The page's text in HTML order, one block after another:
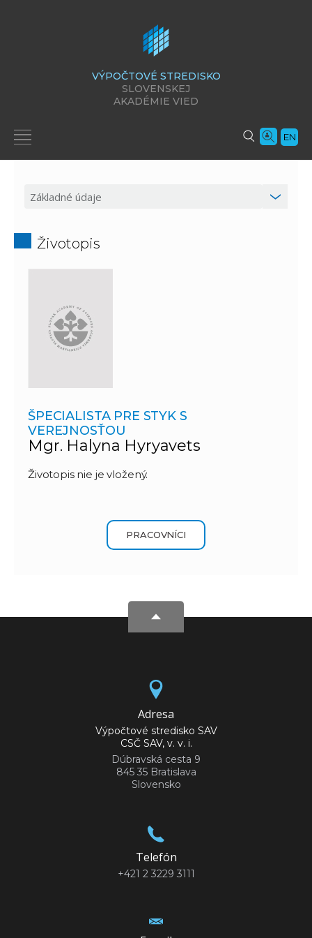
VÝPOČTOVÉ STREDISKO
SLOVENSKEJ
AKADÉMIE VIED
EN
Životopis
ŠPECIALISTA PRE STYK S
VEREJNOSŤOU
Mgr. Halyna Hyryavets
Životopis nie je vložený.
PRACOVNÍCI
Adresa
Výpočtové stredisko SAV
CSČ SAV, v. v. i.
Dúbravská cesta 9
845 35 Bratislava
Slovensko
Telefón
+421 2 3229 3111